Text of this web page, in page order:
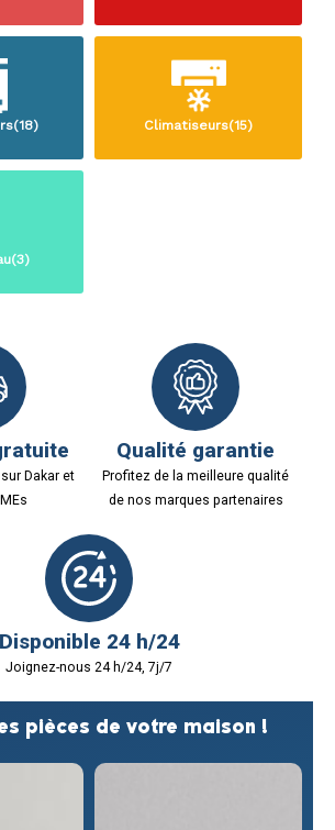
Climatiseurs(15)
Dakar et
Qualité garantie
Profitez de la meilleure qualité
de nos marques partenaires
Disponible 24 h/24
Joignez-nous 24 h/24, 7j/7
pièces de votre maison !